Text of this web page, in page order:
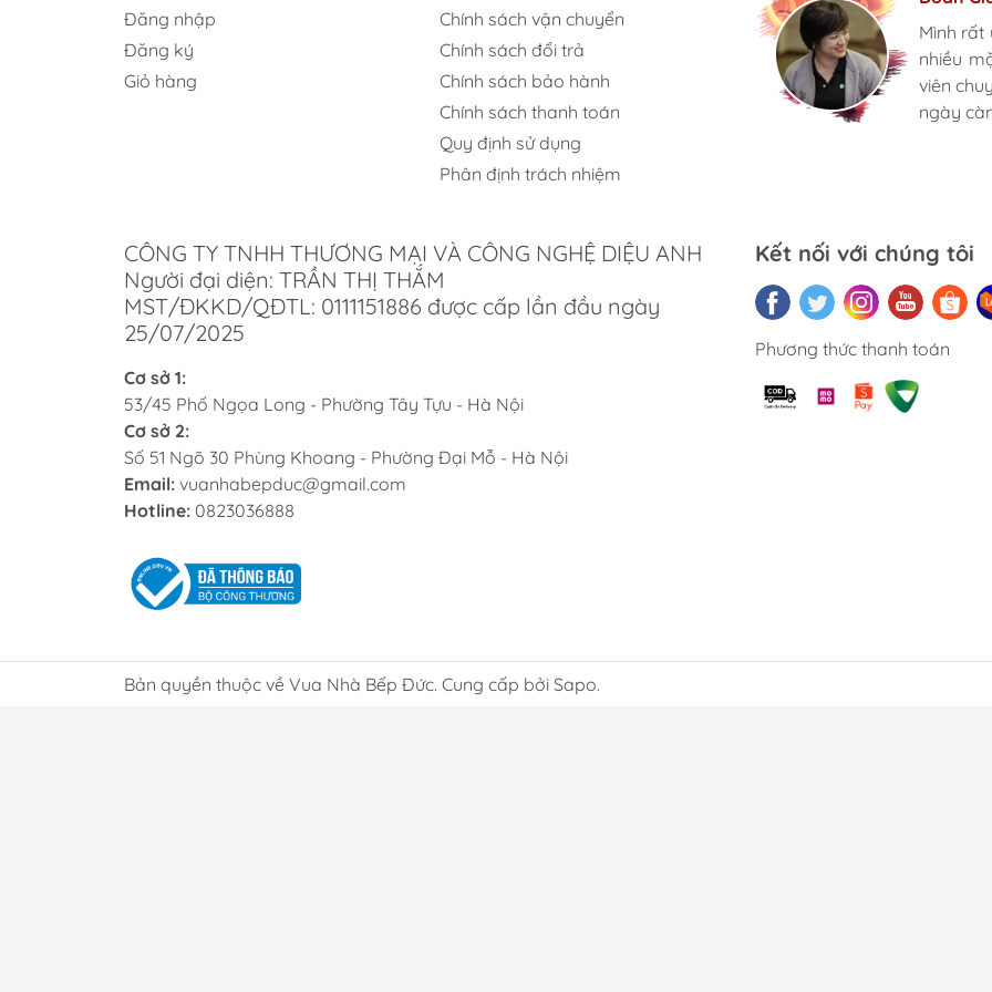
Đăng nhập
Đăng ký
Giỏ hàng
Chính sách vận chuyển
Chính sách đổi trả
Chính sách bảo hành
Chính sách thanh toán
Quy định sử dụng
Phân định trách nhiệm
Mình
nhiều
viên
ngày
Mình
nhiều
viên
ngày
Mình
nhiều
viên
ngày
CÔNG TY TNHH THƯƠNG MẠI VÀ CÔNG NGHỆ DIỆU ANH
Người đại diện: TRẦN THỊ THẮM
MST/ĐKKD/QĐTL: 0111151886 được cấp lần đầu ngày
25/07/2025
Cơ sở 1:
53/45 Phố Ngọa Long - Phường Tây Tựu - Hà Nội
Cơ sở 2:
Số 51 Ngõ 30 Phùng Khoang - Phường Đại Mỗ - Hà Nội
Email: vuanhabepduc@gmail.com
Hotline: 0823036888
Kết nối với chúng tôi
Phương thức thanh toán
Bản quyền thuộc về Vua Nhà Bếp Đức. Cung cấp bởi Sapo.